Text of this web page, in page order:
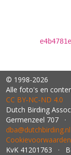
© 1998-2026
Alle foto's en
CC BY‑NC‑ND 4.0
Dutch Birding
Germenzeel 707 ·
dba@dutchbirding.nl
Cookievoorwaarden
KvK 41201763 ·